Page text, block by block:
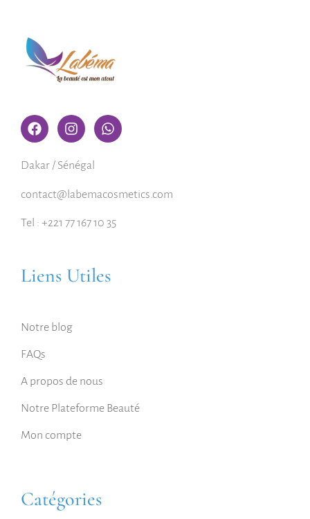
Dakar / Sénégal
contact@labemacosmetics.com
Tel : +221 77 167 10 35
Liens Utiles
Notre blog
FAQs
A propos de nous
Notre Plateforme Beauté
Mon compte
Catégories